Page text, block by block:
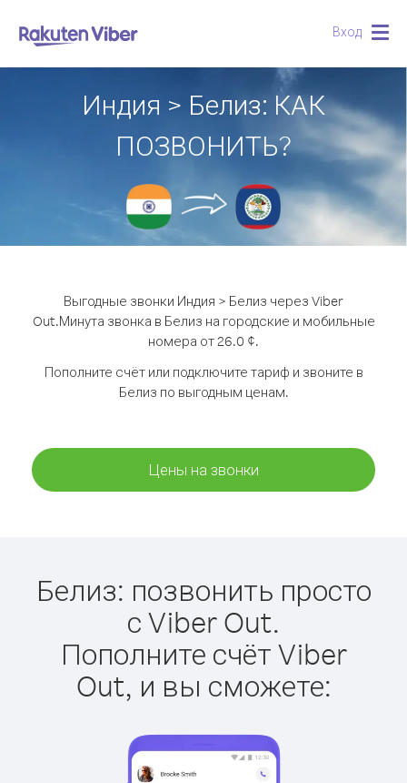
Вход
Индия > Белиз: КАК
ПОЗВОНИТЬ?
Выгодные звонки Индия > Белиз через Viber
Out.Минута звонка в Белиз на городские и мобильные
номера от 26.0 ¢.
Пополните счёт или подключите тариф и звоните в
Белиз по выгодным ценам.
Цены на звонки
Белиз: позвонить просто
с Viber Out.
Пополните счёт Viber
Out, и вы сможете: